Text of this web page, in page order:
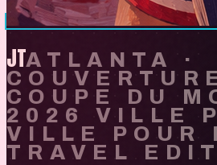
JTATLANTA
·
COUPE DU
2026 VILLE
VILLE POUR
TRAVEL